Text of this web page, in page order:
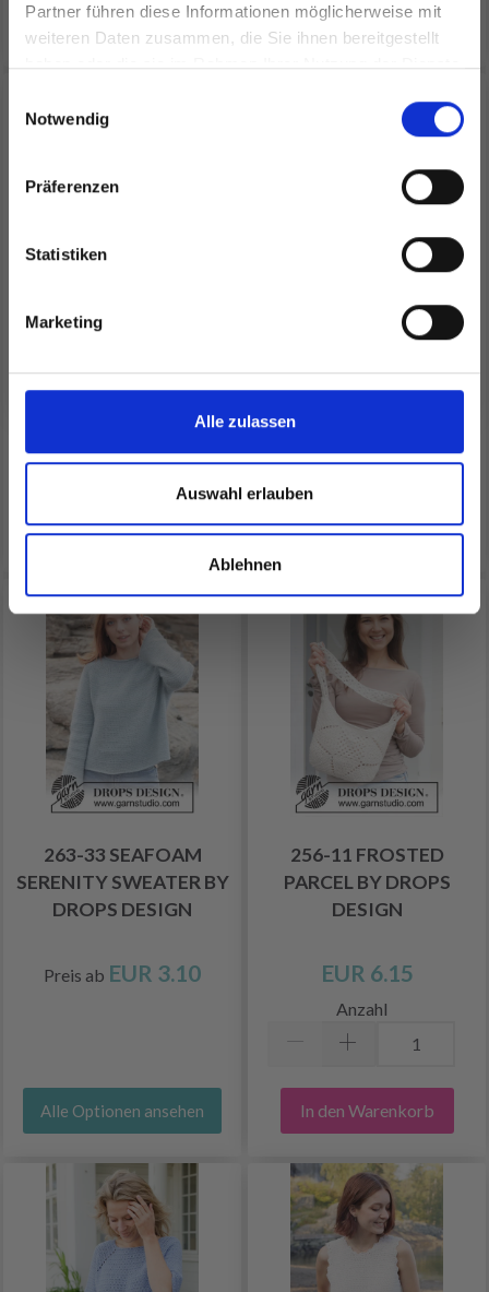
Partner führen diese Informationen möglicherweise mit
weiteren Daten zusammen, die Sie ihnen bereitgestellt
haben oder die sie im Rahmen Ihrer Nutzung der Dienste
Notwendig
Präferenzen
Statistiken
Marketing
Alle zulassen
Auswahl erlauben
Ablehnen
In den Warenkorb Alle Optionen ansehen
SWEATER BY DROPS
Preis abEUR 31.85
Alle Optionen ansehen
261-17 RAINBOW
REACH HAT BY DROPS
EUR 17.70EUR 21.30
Alle Optionen ansehen
263-33 SEAFOAM
SERENITY SWEATER BY
DROPS DESIGN
Preis ab EUR 3.10
Alle Optionen ansehen
256-11 FROSTED
PARCEL BY DROPS
DESIGN
EUR 6.15
Anzahl
In den Warenkorb
Spare bis zu 50%
und erhalte exklusiven Zugang zu